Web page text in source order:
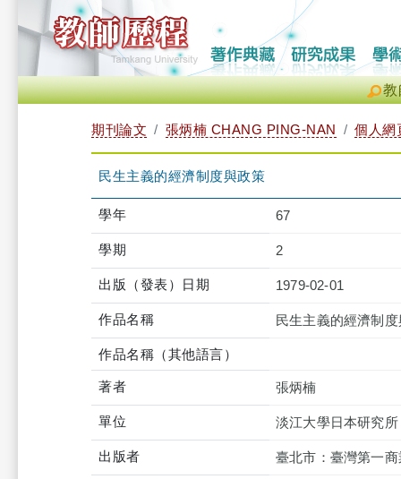
教
期刊論文 張炳楠 CHANG PING-NAN 個人網
民生主義的經濟制度與政策
學年 67
學期 2
出版（發表）日期 1979-02-01
作品名稱 民生主義的經濟制
作品名稱（其他語言）
著者 張炳楠
單位 淡江大學日本研究所
出版者 臺北市：臺灣第一